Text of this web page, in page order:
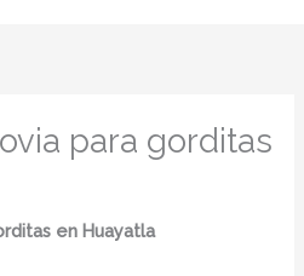
para gorditas
en Huayatla